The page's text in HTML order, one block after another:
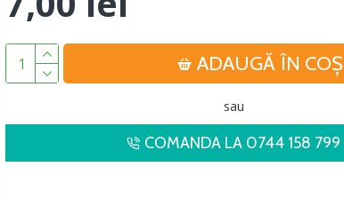
ADAUGĂ ÎN COŞ
sau
COMANDA LA 0744 158 799